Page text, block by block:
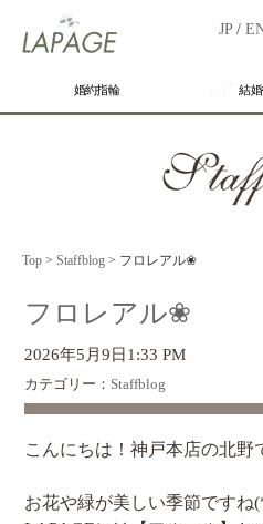
JP /
婚約指輪 結
Top > Staffblog > フロレアル❀
フロレアル❀
2026年5月9日1:33 PM
カテゴリー： Staffblog
こんにちは！神戸本店の北野
お花や緑が美しい季節ですね